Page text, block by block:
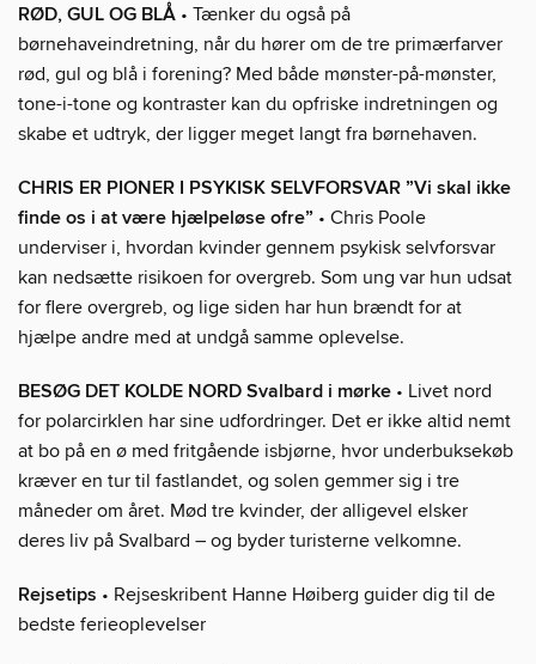
RØD, GUL OG BLÅ • Tænker du også på
børnehaveindretning, når du hører om de tre primærfarver
rød, gul og blå i forening? Med både mønster-på-mønster,
tone-i-tone og kontraster kan du opfriske indretningen og
skabe et udtryk, der ligger meget langt fra børnehaven.
CHRIS ER PIONER I PSYKISK SELVFORSVAR ”Vi skal ikke
finde os i at være hjælpeløse ofre” • Chris Poole
underviser i, hvordan kvinder gennem psykisk selvforsvar
kan nedsætte risikoen for overgreb. Som ung var hun udsat
for flere overgreb, og lige siden har hun brændt for at
hjælpe andre med at undgå samme oplevelse.
BESØG DET KOLDE NORD Svalbard i mørke • Livet nord
for polarcirklen har sine udfordringer. Det er ikke altid nemt
at bo på en ø med fritgående isbjørne, hvor underbuksekøb
kræver en tur til fastlandet, og solen gemmer sig i tre
måneder om året. Mød tre kvinder, der alligevel elsker
deres liv på Svalbard – og byder turisterne velkomne.
Rejsetips • Rejseskribent Hanne Høiberg guider dig til de
bedste ferieoplevelser